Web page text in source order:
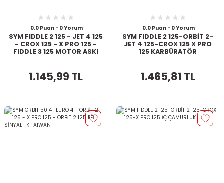
0.0 Puan - 0 Yorum
SYM FIDDLE 2 125 - JET 4 125
- CROX 125 - X PRO 125 -
FIDDLE 3 125 MOTOR ASKI
1.145,99 TL
0.0 Puan - 0 Yorum
SYM FIDDLE 2 125-ORBİT 2-
JET 4 125-CROX 125 X PRO
125 KARBÜRATÖR
1.465,81 TL